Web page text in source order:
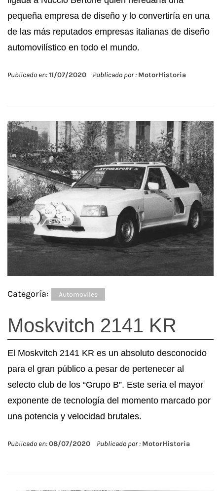
pequeña empresa de diseño y lo convertiría en una
de las más reputados empresas italianas de diseño
automovilístico en todo el mundo.
Publicado en:11/07/2020 Publicado por : MotorHistoria
Categoría: Automoviles
Moskvitch 2141 KR
El Moskvitch 2141 KR es un absoluto desconocido
para el gran público a pesar de pertenecer al
selecto club de los “Grupo B”. Este sería el mayor
exponente de tecnología del momento marcado por
una potencia y velocidad brutales.
Publicado en:08/07/2020 Publicado por : MotorHistoria